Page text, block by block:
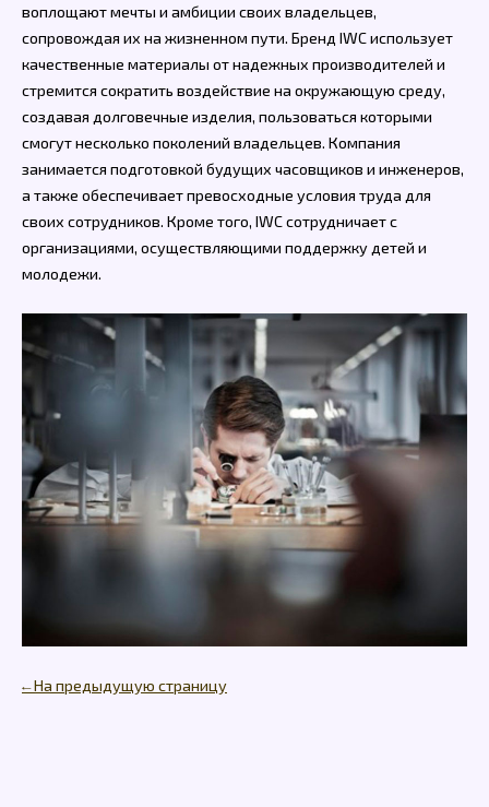
воплощают мечты и амбиции своих владельцев,
сопровождая их на жизненном пути. Бренд IWC использует
качественные материалы от надежных производителей и
стремится сократить воздействие на окружающую среду,
создавая долговечные изделия, пользоваться которыми
смогут несколько поколений владельцев. Компания
занимается подготовкой будущих часовщиков и инженеров,
а также обеспечивает превосходные условия труда для
своих сотрудников. Кроме того, IWC сотрудничает с
организациями, осуществляющими поддержку детей и
молодежи.
← На предыдущую страницу